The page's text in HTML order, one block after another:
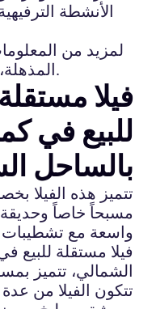
الأنشطة
لمزيد من
المذهلة، يرجى التواصل معنا مباشرة.
فيلا
للبيع في
بالساحل
تتميز هذه الفيلا
مسبحاً خاصاً
واسعة مع تشطيبات
فيلا مستقلة للبيع
الشمالي، تتميز
تتكون الفيلا من